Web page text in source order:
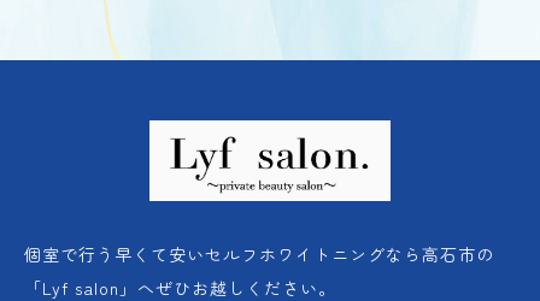
個室で行う早くて安いセルフホワイトニングなら高石市の
「Lyf salon」へぜひお越しください。